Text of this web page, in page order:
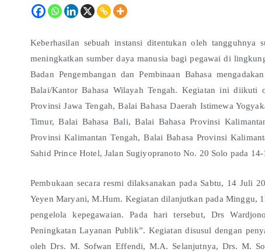
Keberhasilan sebuah instansi ditentukan oleh
meningkatkan sumber daya manusia bagi pegawai di
Badan Pengembangan dan Pembinaan Bahasa
Balai/Kantor Bahasa Wilayah Tengah. Kegiatan ini diikuti
Provinsi Jawa Tengah, Balai Bahasa Daerah Istimewa
Timur, Balai Bahasa Bali, Balai Bahasa Provinsi
Provinsi Kalimantan Tengah, Balai Bahasa Provinsi
Sahid Prince Hotel, Jalan Sugiyopranoto No. 20 Solo pada
Pembukaan secara resmi dilaksanakan pada Sabtu, 14 Juli
Yeyen Maryani, M.Hum. Kegiatan dilanjutkan pada Minggu,
pengelola kepegawaian. Pada hari tersebut, Drs
Peningkatan Layanan Publik”. Kegiatan disusul dengan
oleh Drs. M. Sofwan Effendi, M.A. Selanjutnya, Drs. M.